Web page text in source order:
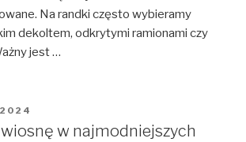
Na randki często wybieramy
dekoltem, odkrytymi ramionami czy
jest …
w najmodniejszych